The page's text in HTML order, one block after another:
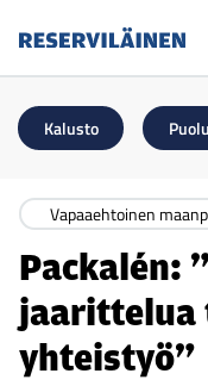
Kalusto
Vapaaehtoinen
Packalén:
jaarittelua
yhteistyö”